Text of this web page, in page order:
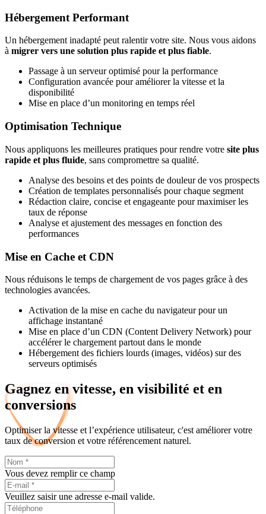
Hébergement Performant
Un hébergement inadapté peut ralentir votre site. Nous vous aidons
à migrer vers une solution plus rapide et plus fiable.
Passage à un serveur optimisé pour la performance
Configuration avancée pour améliorer la vitesse et la
disponibilité
Mise en place d’un monitoring en temps réel
Optimisation Technique
Nous appliquons les meilleures pratiques pour rendre votre site plus
rapide et plus fluide, sans compromettre sa qualité.
Analyse des besoins et des points de douleur de vos prospects
Création de templates personnalisés pour chaque segment
Rédaction claire, concise et engageante pour maximiser les
taux de réponse
Analyse et ajustement des messages en fonction des
performances
Mise en Cache et CDN
Nous réduisons le temps de chargement de vos pages grâce à des
technologies avancées.
Activation de la mise en cache du navigateur pour un
affichage instantané
Mise en place d’un CDN (Content Delivery Network) pour
accélérer le chargement partout dans le monde
Hébergement des fichiers lourds (images, vidéos) sur des
serveurs optimisés
Gagnez en vitesse, en visibilité et en
conversions
Optimiser la vitesse et l’expérience utilisateur, c'est améliorer votre
taux de conversion et votre référencement naturel.
Vous devez remplir ce champ
Veuillez saisir une adresse e-mail valide.